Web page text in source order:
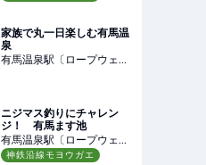
家族で丸一日楽しむ有馬温
泉
有馬温泉駅〔ロープウェ
ニジマス釣りにチャレン
ジ！ 有馬ます池
有馬温泉駅〔ロープウェ
イ〕駅 兵庫県神戸市北区
神鉄沿線モヨウガエ